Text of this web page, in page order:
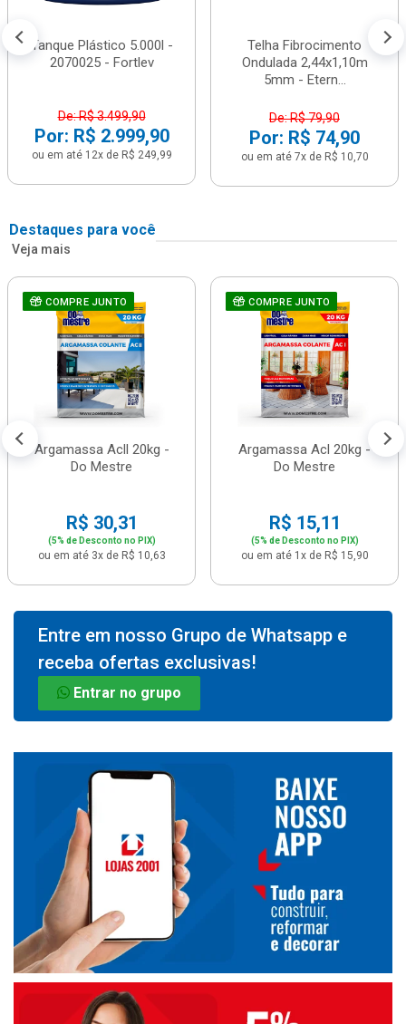
Tanque Plástico 5.000l -
2070025 - Fortlev
De: R$ 3.499,90
Por: R$ 2.999,90
ou em até 12x de R$ 249,99
Telha Fibrocimento
Ondulada 2,44x1,10m
5mm - Etern...
De: R$ 79,90
Por: R$ 74,90
ou em até 7x de R$ 10,70
Destaques para você
Veja mais
COMPRE JUNTO
Argamassa Acll 20kg -
Do Mestre
R$ 30,31
(5% de Desconto no PIX)
ou em até 3x de R$ 10,63
COMPRE JUNTO
Argamassa Acl 20kg -
Do Mestre
R$ 15,11
(5% de Desconto no PIX)
ou em até 1x de R$ 15,90
Entre em nosso Grupo de Whatsapp e
receba ofertas exclusivas!
Entrar no grupo